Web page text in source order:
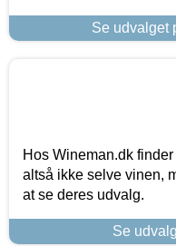
Se udvalget
Hos Wineman.dk
altså ikke selve vinen,
at se deres udvalg.
Se